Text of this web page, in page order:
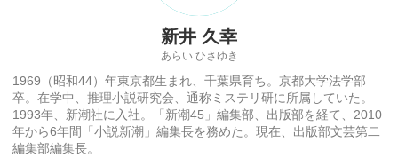
新井 久幸
あらい ひさゆき
1969（昭和44）年東京都生まれ、千葉県育ち。京都大学法学部
卒。在学中、推理小説研究会、通称ミステリ研に所属していた。
1993年、新潮社に入社。「新潮45」編集部、出版部を経て、 2010
年から6年間「小説新潮」編集長を務めた。現在、 出版部文芸第二
編集部編集長。